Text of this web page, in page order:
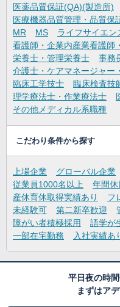
医薬品質保証(QA)(製造所)
医療機器品質管理・品質保
MR
MS ライフサイエ
看護師・企業内産業看護師
栄養士・管理栄養士
事務
介護士・ケアマネージャー
臨床工学技士
臨床検査技
理学療法士・作業療法士
その他メディカル系職種
こだわり条件から探す
上場企業 グローバル企業
従業員1000名以上
年間
産休育休取得実績あり
フ
未経験可
第二新卒歓迎
障がい者積極採用
語学が
一部在宅勤務
入社実績あ
平日夜の時
まずはア